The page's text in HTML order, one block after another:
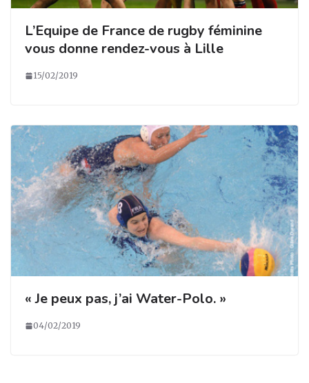
L’Equipe de France de rugby féminine
vous donne rendez-vous à Lille
15/02/2019
« Je peux pas, j’ai Water-Polo. »
04/02/2019